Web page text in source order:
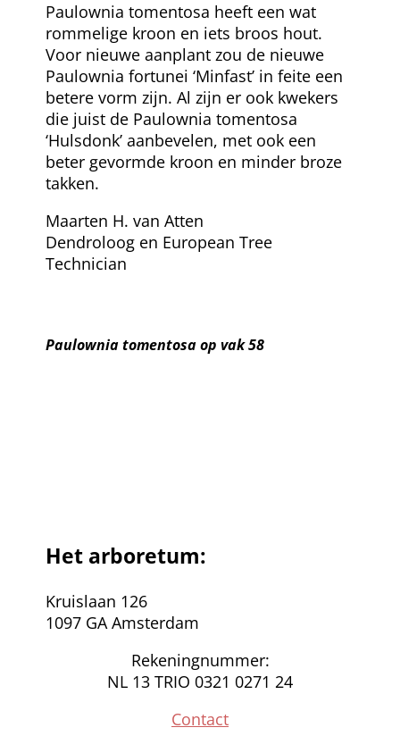
Paulownia tomentosa heeft een wat
rommelige kroon en iets broos hout.
Voor nieuwe aanplant zou de nieuwe
Paulownia fortunei ‘Minfast’ in feite een
betere vorm zijn. Al zijn er ook kwekers
die juist de Paulownia tomentosa
‘Hulsdonk’ aanbevelen, met ook een
beter gevormde kroon en minder broze
takken.
Maarten H. van Atten
Dendroloog en European Tree
Technician
Paulownia tomentosa op vak 58
Het arboretum:
Kruislaan 126
1097 GA Amsterdam
Rekeningnummer:
NL 13 TRIO 0321 0271 24
Contact